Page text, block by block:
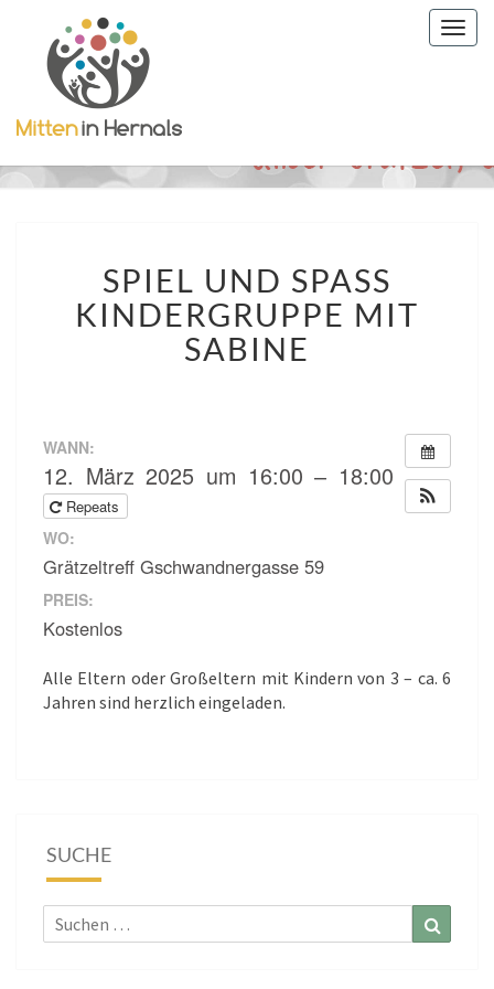
UND
SPASS
KINDERGRUPPE
MIT
SPIEL UND SPASS
KINDERGRUPPE MIT
SABINE
WANN:
12. März 2025 um 16:00 – 18:00
Repeats
WO:
Grätzeltreff Gschwandnergasse 59
PREIS:
Kostenlos
Alle Eltern oder Großeltern mit Kindern von 3 – ca. 6
Jahren sind herzlich eingeladen.
SUCHE
Suchen
nach: